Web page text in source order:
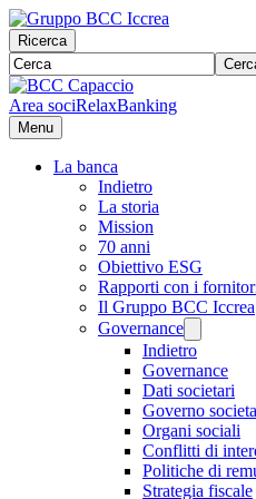
Ricerca
Area sociRelaxBanking
Menu
La banca
Indietro
La storia
Mission
70 anni
Obiettivo ESG
Rapporti con i
Il Gruppo BCC Iccrea
Governance
Indietro
Governance
Dati societari
Governo
Organi sociali
Conflitti di
Politiche di
Strategia fiscale